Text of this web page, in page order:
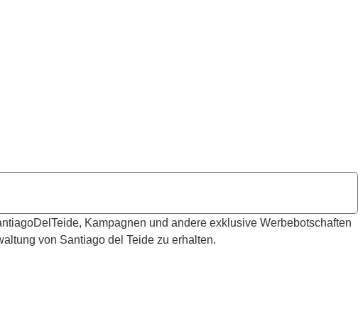
Kampagnen und andere exklusive Werbebotschaften
von Santiago del Teide zu erhalten.